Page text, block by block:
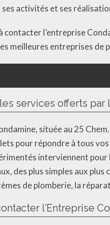
ses activités et ses
contacter l’entreprise
meilleures entreprises de
services offerts par
située au 25
pour répondre à tous
interviennent
des plus simples aux
de plomberie, la
l’Entreprise